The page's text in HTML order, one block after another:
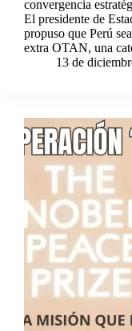
convergencia
El presidente de
propuso que Perú
extra OTAN, una
13 de